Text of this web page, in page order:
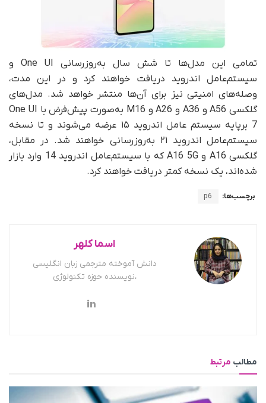
تمامی این مدل‌ها تا شش سال به‌روزرسانی One UI و
سیستم‌عامل اندروید دریافت خواهند کرد و در این مدت،
وصله‌های امنیتی نیز برای آن‌ها منتشر خواهد شد. مدل‌های
گلکسی A56 و A36 و A26 و M16 به‌صورت پیش‌فرض با One UI
7 بر‌پایه سیستم عامل اندروید ۱۵ عرضه می‌شوند و تا نسخه
سیستم‌عامل اندروید ۲۱ به‌روزرسانی خواهند شد. در مقابل،
گلکسی A16 و A16 5G که با سیستم‌عامل اندروید 14 وارد بازار
شده‌اند، یک نسخه کمتر دریافت خواهند کرد.
برچسب‌ها: p6
اسما کلهر
دانش آموخته مترجمی زبان انگلیسی
،نویسنده حوزه تکنولوژی
مطالب مرتبط